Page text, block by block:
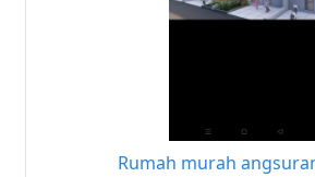
Rumah murah